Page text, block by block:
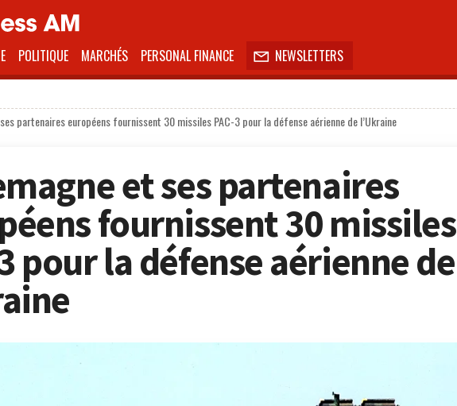
POLITIQUE MARCHÉS PERSONAL FINANCE  NEWSLETTERS
ses partenaires européens fournissent 30 missiles PAC-3 pour la défense aérienne de l’Ukraine
et ses partenaires
fournissent 30 missiles
pour la défense aérienne de